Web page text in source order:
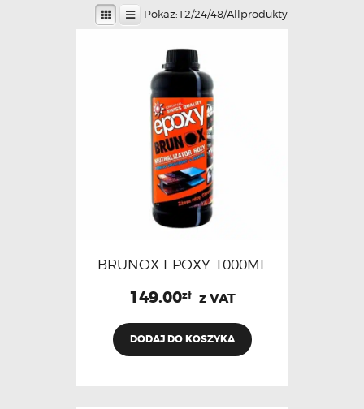
Pokaż:12/24/48/Allprodukty
BRUNOX EPOXY 1000ML
149.00zł z VAT
DODAJ DO KOSZYKA